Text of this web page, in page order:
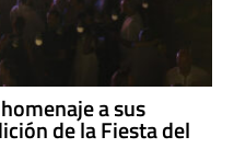
a sus
de la Fiesta del